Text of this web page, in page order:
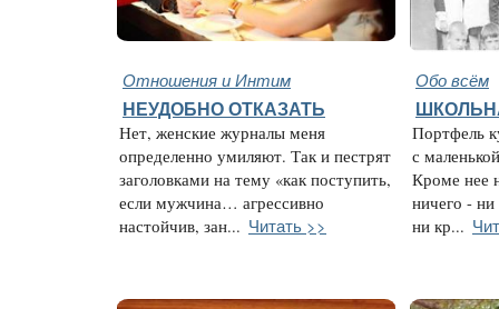
Отношения и Интим Обо всём
НЕУДОБНО ОТКАЗАТЬ
Нет, женские журналы меня
определенно умиляют. Так и пестрят
заголовками на тему «как поступить,
если мужчина… агрессивно
настойчив, зан... Читать >>
Портфель
с
Кроме нее
ничего -
ни кр...